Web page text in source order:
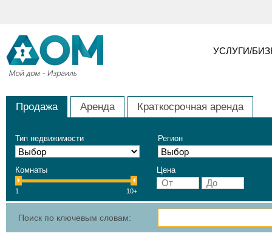
УСЛУГИ/
Продажа Аренда Краткосрочная аренда
Тип недвижимости Регион
Комнаты
1 10+
Цена
Поиск по ключевым словам: